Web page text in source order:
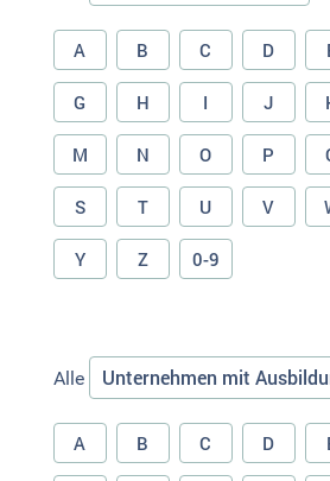
A B C D
G H I J
M N O P
S T U V
Y Z 0-9
Alle Unternehmen mit
A B C D